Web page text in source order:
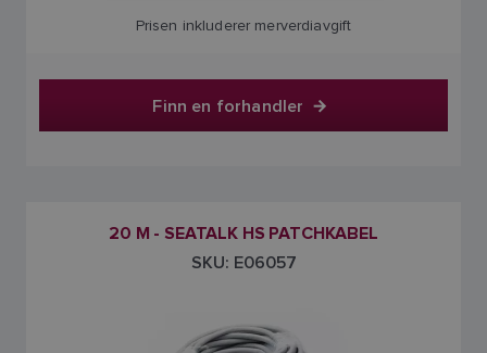
Prisen inkluderer merverdiavgift
Finn en forhandler
20 M - SEATALK HS PATCHKABEL
SKU: E06057